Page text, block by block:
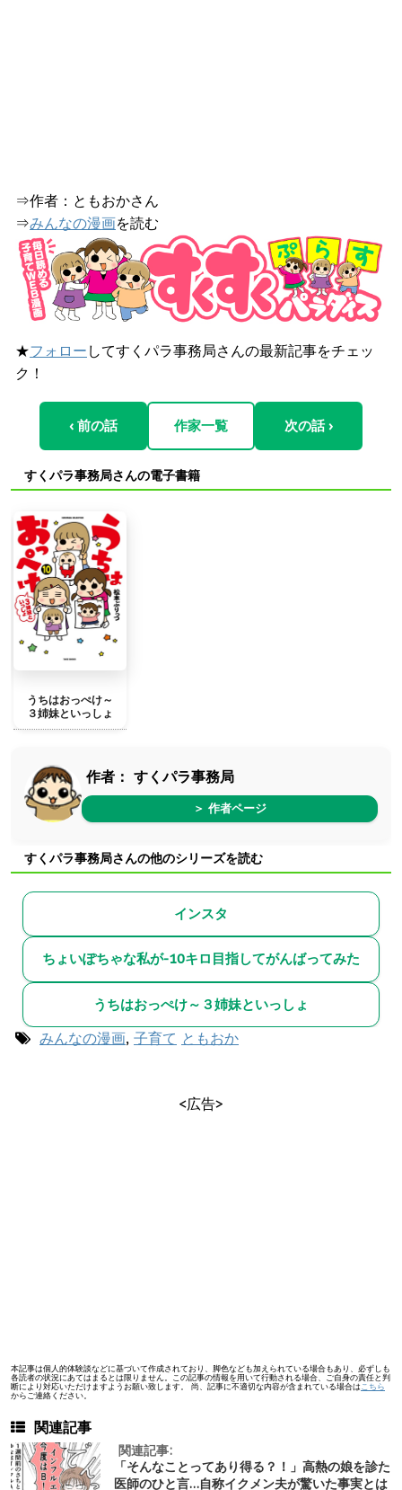
⇒作者：ともおかさん
⇒みんなの漫画を読む
★フォロー してすくパラ事務局さんの最新記事をチェッ
ク！
‹ 前の話 作家一覧 次の話 ›
すくパラ事務局さんの電子書籍
うちはおっぺけ～
３姉妹といっしょ
作者： すくパラ事務局
＞ 作者ページ
すくパラ事務局さんの他のシリーズを読む
インスタ
ちょいぽちゃな私が-10キロ目指してがんばってみた
うちはおっぺけ～３姉妹といっしょ
みんなの漫画, 子育て ともおか
<広告>
本記事は個人的体験談などに基づいて作成されており、脚色なども加えられている場合もあり、必ずしも
各読者の状況にあてはまるとは限りません。この記事の情報を用いて行動される場合、ご自身の責任と判
断により対応いただけますようお願い致します。 尚、記事に不適切な内容が含まれている場合は こちら
からご連絡ください。
関連記事
関連記事:
「そんなことってあり得る？！」高熱の娘を診た
医師のひと言…自称イクメン夫が驚いた事実とは